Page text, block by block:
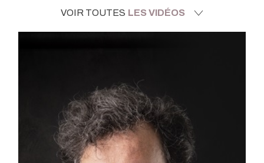
VOIR TOUTES LES VIDÉOS